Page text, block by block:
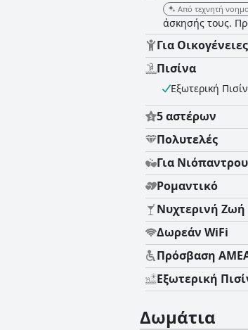
Από τεχνητή
άσκησής τους.
Για Οικογένειες
Πισίνα
Εξωτερική
5 αστέρων
Πολυτελές
Για
Ρομαντικό
Νυχτερινή Ζωή
Δωρεάν WiFi
Πρόσβαση
Εξωτερική
Δωμάτια